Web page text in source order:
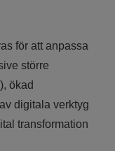
för att anpassa
större
ökad
digitala verktyg
transformation